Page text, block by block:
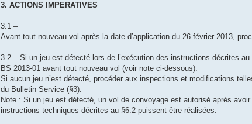
3. ACTIONS IMPERATIVES
3.1 –
Avant tout nouveau vol après la date d’application du 26 février 2013,
3.2 – Si un jeu est détecté lors de l’exécution des instructions décrites
BS 2013-01 avant tout nouveau vol (voir note ci-dessous).
Si aucun jeu n’est détecté, procéder aux inspections et modifications
du Bulletin Service (§3).
Note : Si un jeu est détecté, un vol de convoyage est autorisé après
instructions techniques décrites au §6.2 puissent être réalisées.